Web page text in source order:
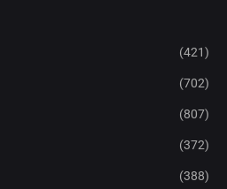
(421)
(702)
(807)
(372)
(388)